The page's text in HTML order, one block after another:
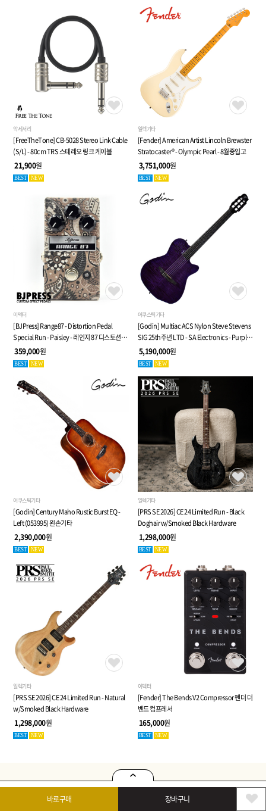
바로구매 장바구니
악세서리
[FreeTheTone] CB-5028 Stereo Link Cable
(S/L) - 80cm TRS 스테레오 링크 케이블
21,900원
BEST NEW
일렉기타
[Fender] American Artist Lincoln Brewster
Stratocaster® - Olympic Pearl - 8월중입고
3,751,000원
BEST NEW
이펙터
[BJPress] Range87 - Distortion Pedal
Special Run - Paisley - 레인지 87 디스토션
페달
359,000원
BEST NEW
어쿠스틱기타
[Godin] Multiac ACS Nylon Steve Stevens
SIG 25th주년 LTD - SA Electronics - Purple -
전자 클래식 기타 (053940)
5,190,000원
BEST NEW
어쿠스틱기타
[Godin] Century Maho Rustic Burst EQ -
Left (053995) 왼손기타
2,390,000원
BEST NEW
일렉기타
[PRS SE 2026] CE 24 Limited Run - Black
Doghair w/Smoked Black Hardware
1,298,000원
BEST NEW
일렉기타
[PRS SE 2026] CE 24 Limited Run - Natural
w/Smoked Black Hardware
1,298,000원
BEST NEW
이펙터
[Fender] The Bends V2 Compressor 펜더 더
벤드 컴프레서
165,000원
BEST NEW
EVENT